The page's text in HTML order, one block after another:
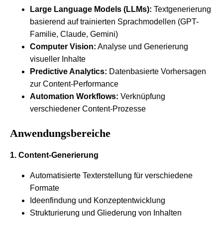
Large Language Models (LLMs): Textgenerierung
basierend auf trainierten Sprachmodellen (GPT-
Familie, Claude, Gemini)
Computer Vision: Analyse und Generierung
visueller Inhalte
Predictive Analytics: Datenbasierte Vorhersagen
zur Content-Performance
Automation Workflows: Verknüpfung
verschiedener Content-Prozesse
Anwendungsbereiche
1. Content-Generierung
Automatisierte Texterstellung für verschiedene
Formate
Ideenfindung und Konzeptentwicklung
Strukturierung und Gliederung von Inhalten